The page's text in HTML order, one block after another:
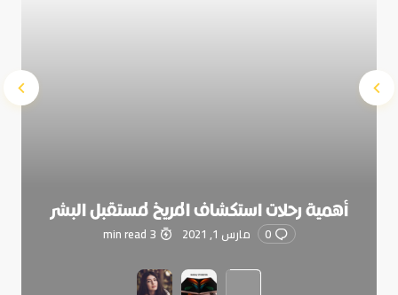
أهمية رحلات استكشاف المريخ لمستقبل البشر
0 مارس 1, 2021 3 min read